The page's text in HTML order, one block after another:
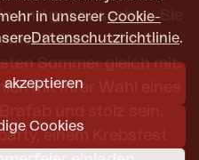
in unserer Cookie-
Datenschutzrichtlinie.
akzeptieren
Cookies
und gut aussehen. Sie
halten – und den
Sommer gleich mit.
mit Ihrer Wahl eines
einem Krebsfest